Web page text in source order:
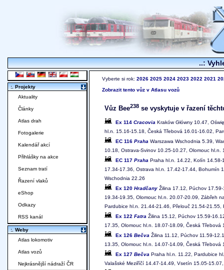
..:
Vyberte si rok: 2026 2025 2024 2023 2022 2021
Zobrazit tento vůz v Atlasu vozů
Vůz Bee238 se vyskytuje v řazení
Ex 114 Cracovia Kraków Główny 10.47,
hl.n. 15.16-15.18, Česká Třebová 16.01-16.02,
EC 116 Praha Warszawa Wschodnia 5.39,
10.18, Ostrava-Svinov 10.25-10.27, Olomouc
EC 117 Praha Praha hl.n. 14.22, Kolín 14.58-
17.34-17.36, Ostrava hl.n. 17.42-17.44, Bohumín
Wschodnia 22.26
Ex 120 Hradčany Žilina 17.12, Púchov
19.34-19.35, Olomouc hl.n. 20.07-20.09, Zábřeh
Pardubice hl.n. 21.44-21.46, Přelouč 21.54-21.55,
Ex 122 Fatra Žilina 15.12, Púchov 15.59-
17.35, Olomouc hl.n. 18.07-18.09, Česká
Ex 126 Bečva Žilina 11.12, Púchov 11.59-
13.35, Olomouc hl.n. 14.07-14.09, Česká
Ex 127 Bečva Praha hl.n. 11.22, Pardubice
Valašské Meziříčí 14.47-14.49, Vsetín 15.05-
:. Projekty
Aktuality
Články
Atlas drah
Fotogalerie
Kalendář akcí
Přihlášky na akce
Seznam tratí
Řazení vlaků
eShop
Odkazy
RSS kanál
:. Weby
Atlas lokomotiv
Atlas vozů
Nejkrásnější nádraží ČR